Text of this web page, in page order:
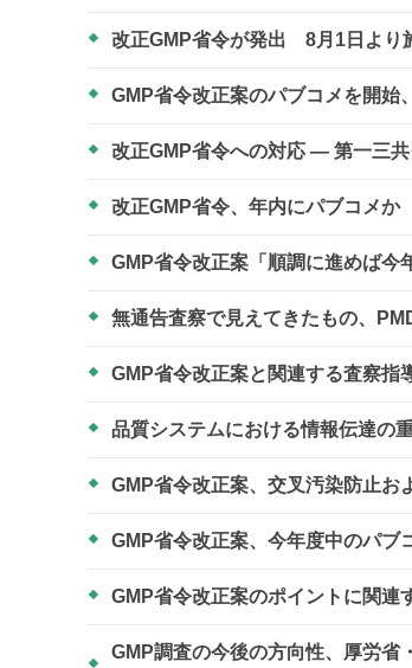
改正GMP省令が発出 8月1日より
GMP省令改正案のパブコメを開始
改正GMP省令への対応 ― 第一三
改正GMP省令、年内にパブコメ
GMP省令改正案「順調に進めば今
無通告査察で見えてきたもの、
GMP省令改正案と関連する査察指
品質システムにおける情報伝達の
GMP省令改正案、交叉汚染防止
GMP省令改正案、今年度中のパブ
GMP省令改正案のポイントに関連
GMP調査の今後の方向性、厚労